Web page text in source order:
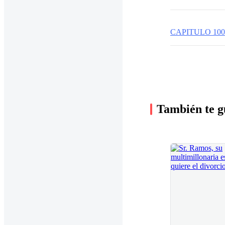
CAPITULO 100
También te